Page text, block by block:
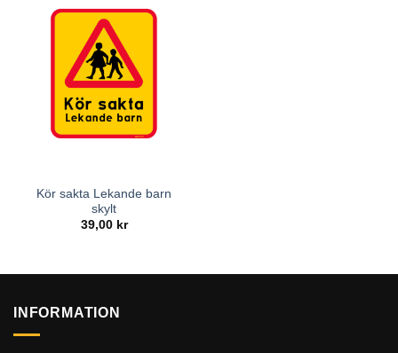
Kör sakta Lekande barn
skylt
39,00 kr
INFORMATION